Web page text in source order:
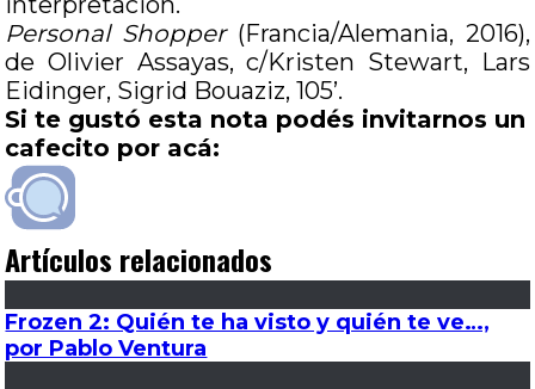
Personal Shopper (Francia/Alemania, 2016),
de Olivier Assayas, c/Kristen Stewart, Lars
Eidinger, Sigrid Bouaziz, 105’.
Si te gustó esta nota podés invitarnos un
cafecito por acá:
Artículos relacionados
Frozen 2: Quién te ha visto y quién te ve…,
por Pablo Ventura